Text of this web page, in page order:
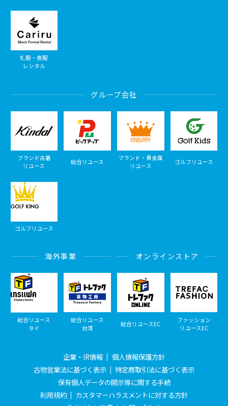
礼服・喪服
レンタル
グループ会社
ブランド古着
リユース
総合リユース
ブランド・貴金属
リユース
ゴルフリユース
ゴルフリユース
海外事業
総合リユース
タイ
総合リユース
台湾
オンラインストア
総合リユースEC
ファッション
リユースEC
企業・IR情報
個人情報保護方針
古物営業法に基づく表示
特定商取引法に基づく表示
保有個人データの開示等に関する手続
利用規約
カスタマーハラスメントに対する方針